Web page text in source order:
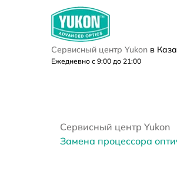
Сервисный центр Yukon в
Ежедневно с 9:00 до 21:00
Сервисный центр Yukon
Замена процессора